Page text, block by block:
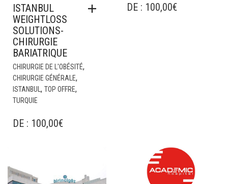
ISTANBUL
WEIGHTLOSS
SOLUTIONS-
CHIRURGIE
BARIATRIQUE
CHIRURGIE DE L'OBÉSITÉ,
CHIRURGIE GÉNÉRALE,
ISTANBUL, TOP OFFRE,
TURQUIE
DE : 100,00€
DE : 100,00€